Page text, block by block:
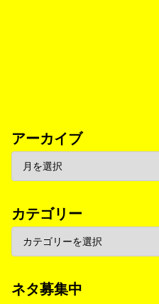
アーカイブ
カテゴリー
ネタ募集中